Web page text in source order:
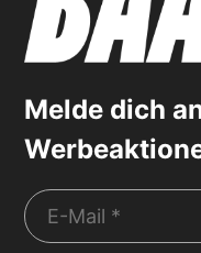
Melde dich